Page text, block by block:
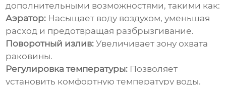
дополнительными возможностями, такими как:
Аэратор: Насыщает воду воздухом, уменьшая
расход и предотвращая разбрызгивание.
Поворотный излив: Увеличивает зону охвата
раковины.
Регулировка температуры: Позволяет
установить комфортную температуру воды.